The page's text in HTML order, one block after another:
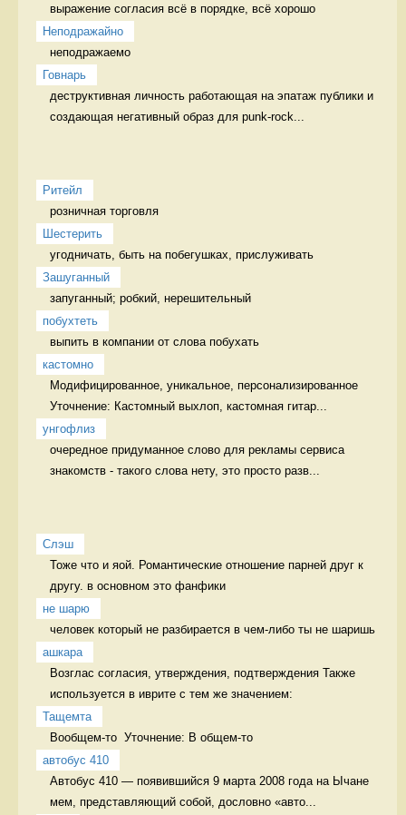
выражение согласия всё в порядке, всё хорошо
Неподражайно
неподражаемо
Говнарь
деструктивная личность работающая на эпатаж публики и
создающая негативный образ для punk-rock...
Ритейл
розничная торговля
Шестерить
угодничать, быть на побегушках, прислуживать
Зашуганный
запуганный; робкий, нерешительный
побухтеть
выпить в компании от слова побухать
кастомно
Модифицированное, уникальное, персонализированное
Уточнение: Кастомный выхлоп, кастомная гитар...
унгофлиз
очередное придуманное слово для рекламы сервиса
знакомств - такого слова нету, это просто разв...
Слэш
Тоже что и яой. Романтические отношение парней друг к
другу. в основном это фанфики
не шарю
ашкара
Возглас согласия, утверждения, подтверждения Также
используется в иврите с тем же значением:
Тащемта
Вообщем-то  Уточнение: В общем-то
автобус 410
Автобус 410 — появившийся 9 марта 2008 года на Ычане
мем, представляющий собой, дословно «авто...